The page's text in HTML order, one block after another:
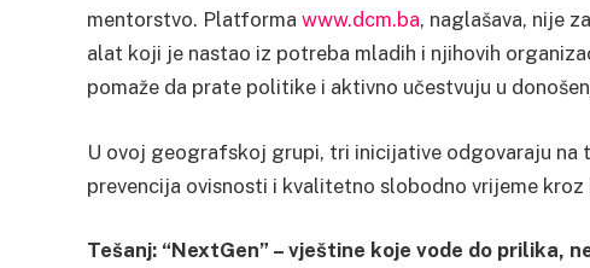
mentorstvo. Platforma www.dcm.ba, naglašava, nije
alat koji je nastao iz potreba mladih i njihovih
pomaže da prate politike i aktivno učestvuju u
U ovoj geografskoj grupi, tri inicijative odgovaraju na
prevencija ovisnosti i kvalitetno slobodno vrijeme
Tešanj: “NextGen” – vještine koje vode do prilika,